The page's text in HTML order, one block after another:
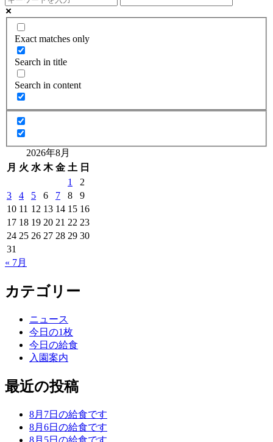
Exact matches only
Search in title
Search in content
2026年8月
月 火 水 木 金 土 日
1
2
3
4 5 6 7 8
9
10 11 12 13 14 15 16
17 18 19 20 21 22 23
24 25 26 27 28 29 30
31
« 7月
カテゴリー
ニュース
今日の1枚
今日の給食
入園案内
最近の投稿
8月7日の給食です
8月6日の給食です
8月5日の給食です。